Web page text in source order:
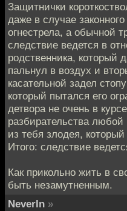
Защитнички
даже в случае
огнестрела, а обычной
следствие ведется в
родственника, который
пальнул в воздух и
касательной задел
который пытался его
детвора не очень в
разбирательства
из тебя злодея, который
Итого: следствие
Как прикольно жить в
быть незамутненным.
NeverIn »